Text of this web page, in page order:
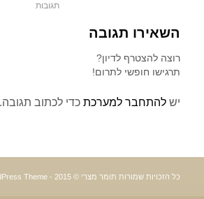
תגובות
השאירו תגובה
רוצה להצטרף לדיון?
תרגישו חופשי לתרום!
יש להתחבר למערכתכדי לכתוב תגובה.
כל הזכויות שמורות תומר מצרי © 2015 - Theme